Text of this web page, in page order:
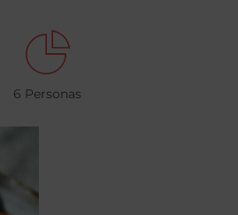
6 Personas